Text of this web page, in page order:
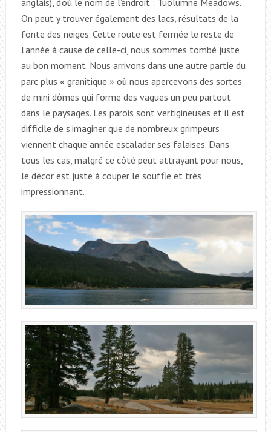
anglais), d’où le nom de l’endroit : Tuolumne Meadows.
On peut y trouver également des lacs, résultats de la
fonte des neiges. Cette route est fermée le reste de
l’année à cause de celle-ci, nous sommes tombé juste
au bon moment. Nous arrivons dans une autre partie du
parc plus « granitique » où nous apercevons des sortes
de mini dômes qui forme des vagues un peu partout
dans le paysages. Les parois sont vertigineuses et il est
difficile de s’imaginer que de nombreux grimpeurs
viennent chaque année escalader ses falaises. Dans
tous les cas, malgré ce côté peut attrayant pour nous,
le décor est juste à couper le souffle et très
impressionnant.